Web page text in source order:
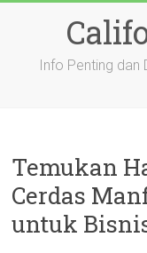
Info Penting dan
Temukan
Cerdas
untuk